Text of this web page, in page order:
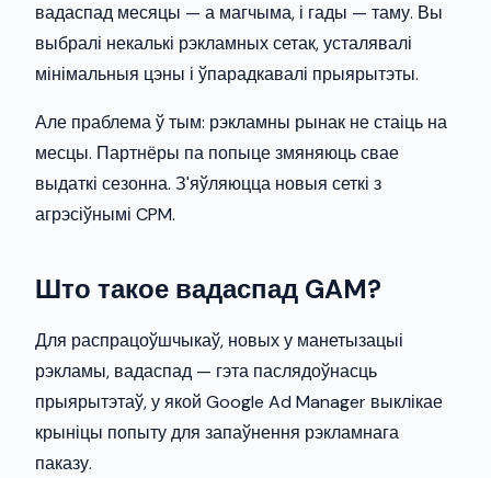
вадаспад месяцы — а магчыма, і гады — таму. Вы
выбралі некалькі рэкламных сетак, усталявалі
мінімальныя цэны і ўпарадкавалі прыярытэты.
Але праблема ў тым: рэкламны рынак не стаіць на
месцы. Партнёры па попыце змяняюць свае
выдаткі сезонна. З'яўляюцца новыя сеткі з
агрэсіўнымі CPM.
Што такое вадаспад GAM?
Для распрацоўшчыкаў, новых у манетызацыі
рэкламы, вадаспад — гэта паслядоўнасць
прыярытэтаў, у якой Google Ad Manager выклікае
крыніцы попыту для запаўнення рэкламнага
паказу.